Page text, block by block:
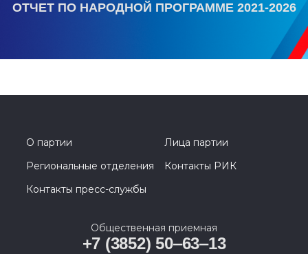
ОТЧЕТ ПО НАРОДНОЙ ПРОГРАММЕ 2021-2026
О партии
Лица партии
Региональные отделения
Контакты РИК
Контакты пресс-службы
Общественная приемная
+7 (3852) 50‒63‒13